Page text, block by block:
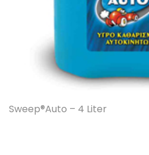
Sweep®Auto – 4 Liter